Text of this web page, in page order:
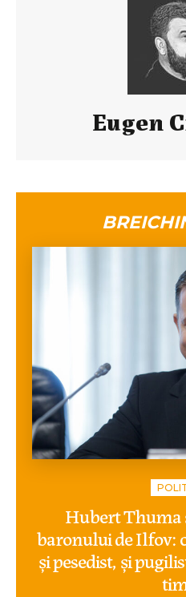
Eugen
Hubert Thuma
baronului de Ilfov:
și pesedist, și